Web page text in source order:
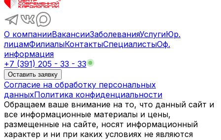
О компанииВакансииЗаболеванияУслугиЮр.
лицамФилиалыКонтактыСпециалистыОф.
информация
+7 (391) 205 - 33 - 33
Оставить заявку
Согласие на обработку персональных
данныхПолитика конфиденциальности
Обращаем ваше внимание на то, что данный сайт и
все информационные материалы и цены,
размещенные на сайте, носят информационный
характер и ни при каких условиях не являются